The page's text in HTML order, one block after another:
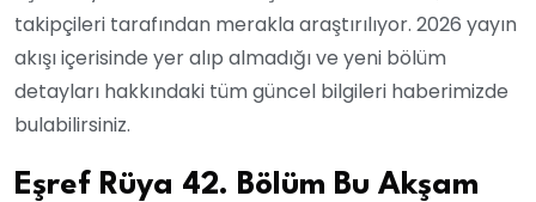
takipçileri tarafından merakla araştırılıyor. 2026 yayın
akışı içerisinde yer alıp almadığı ve yeni bölüm
detayları hakkındaki tüm güncel bilgileri haberimizde
bulabilirsiniz.
Eşref Rüya 42. Bölüm Bu Akşam